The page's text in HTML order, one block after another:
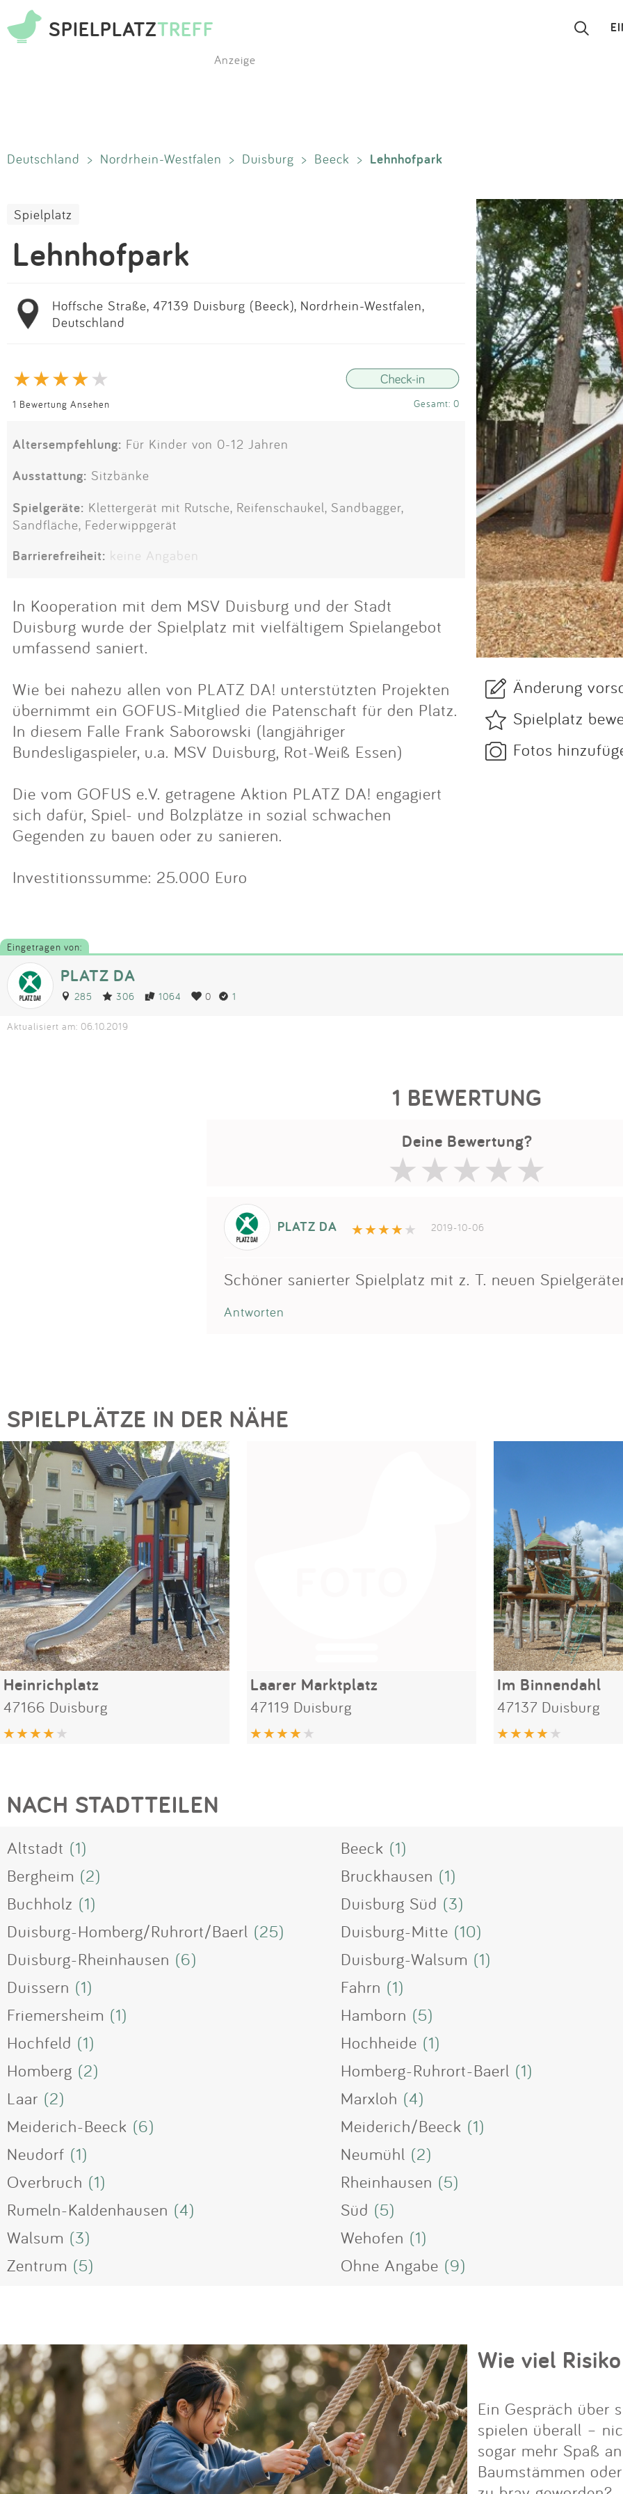
SPIELPLATZTREFF
Blog
Partner
Kontakt
Impressum
Anmelden
Anzeige
Deutschland > Nordrhein-Westfalen > Duisburg > Beeck > Lehnhofpark
Spielplatz
Lehnhofpark
Hoffsche Straße, 47139 Duisburg (Beeck), Nordrhein-Westfalen,
Deutschland
1 Bewertung Ansehen Gesamt: 0
Altersempfehlung: Für Kinder von 0-12 Jahren
Ausstattung: Sitzbänke
Spielgeräte: Klettergerät mit Rutsche, Reifenschaukel, Sandbagger,
Sandfläche, Federwippgerät
Barrierefreiheit: keine Angaben
In Kooperation mit dem MSV Duisburg und der Stadt
Duisburg wurde der Spielplatz mit vielfältigem Spielangebot
umfassend saniert.
Wie bei nahezu allen von PLATZ DA! unterstützten Projekten
übernimmt ein GOFUS-Mitglied die Patenschaft für den Platz.
In diesem Falle Frank Saborowski (langjähriger
Bundesligaspieler, u.a. MSV Duisburg, Rot-Weiß Essen)
Die vom GOFUS e.V. getragene Aktion PLATZ DA! engagiert
sich dafür, Spiel- und Bolzplätze in sozial schwachen
Gegenden zu bauen oder zu sanieren.
Investitionssumme: 25.000 Euro
Änderung
Spielplatz
Fotos
Eingetragen von:
PLATZ DA
285 306 1064 0 1
Aktualisiert am: 06.10.2019
1 BEWERTUNG
Deine Bewertung?
PLATZ DA 2019-10-06
Schöner sanierter Spielplatz mit z. T. neuen
Antworten
SPIELPLÄTZE IN DER NÄHE
Heinrichplatz
47166 Duisburg
Laarer Marktplatz
47119 Duisburg
Im Binnendahl
47137 Duisburg
NACH STADTTEILEN
Altstadt (1) Beeck (1)
Bergheim (2) Bruckhausen (1)
Buchholz (1) Duisburg Süd (3)
Duisburg-Homberg/Ruhrort/Baerl (25) Duisburg-Mitte (10)
Duisburg-Rheinhausen (6) Duisburg-Walsum (1)
Duissern (1) Fahrn (1)
Friemersheim (1) Hamborn (5)
Hochfeld (1) Hochheide (1)
Homberg (2) Homberg-Ruhrort-Baerl (1)
Laar (2) Marxloh (4)
Meiderich-Beeck (6) Meiderich/Beeck (1)
Neudorf (1) Neumühl (2)
Overbruch (1) Rheinhausen (5)
Rumeln-Kaldenhausen (4) Süd (5)
Walsum (3) Wehofen (1)
Zentrum (5) Ohne Angabe (9)
Wie viel
Ein Gespräch über
spielen überall –
sogar mehr Spaß
Baumstämmen